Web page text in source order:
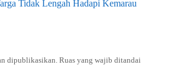
Tidak Lengah Hadapi Kemarau
dipublikasikan. Ruas yang wajib ditandai